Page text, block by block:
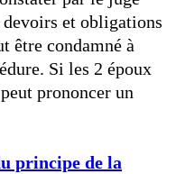
et obligations
être condamné à
Si les 2 époux
prononcer un
principe de la